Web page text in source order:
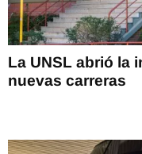
La UNSL abrió la
nuevas carreras